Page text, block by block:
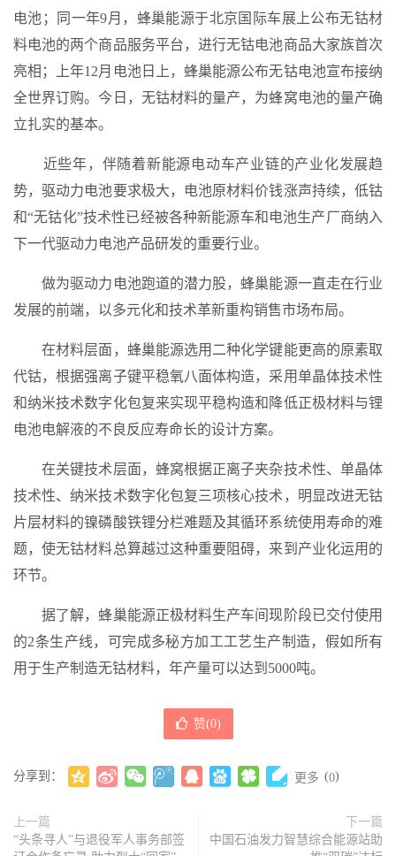
电池；同一年9月，蜂巢能源于北京国际车展上公布无钴材
料电池的两个商品服务平台，进行无钴电池商品大家族首次
亮相；上年12月电池日上，蜂巢能源公布无钴电池宣布接纳
全世界订购。今日，无钴材料的量产，为蜂窝电池的量产确
立扎实的基本。
近些年，伴随着新能源电动车产业链的产业化发展趋
势，驱动力电池要求极大，电池原材料价钱涨声持续，低钴
和“无钴化”技术性已经被各种新能源车和电池生产厂商纳入
下一代驱动力电池产品研发的重要行业。
做为驱动力电池跑道的潜力股，蜂巢能源一直走在行业
发展的前端，以多元化和技术革新重构销售市场布局。
在材料层面，蜂巢能源选用二种化学键能更高的原素取
代钴，根据强离子键平稳氧八面体构造，采用单晶体技术性
和纳米技术数字化包复来实现平稳构造和降低正极材料与锂
电池电解液的不良反应寿命长的设计方案。
在关键技术层面，蜂窝根据正离子夹杂技术性、单晶体
技术性、纳米技术数字化包复三项核心技术，明显改进无钴
片层材料的镍磷酸铁锂分栏难题及其循环系统使用寿命的难
题，使无钴材料总算越过这种重要阻碍，来到产业化运用的
环节。
据了解，蜂巢能源正极材料生产车间现阶段已交付使用
的2条生产线，可完成多秘方加工工艺生产制造，假如所有
用于生产制造无钴材料，年产量可以达到5000吨。
赞(0)
分享到： 更多 (0)
上一篇
“头条寻人”与退役军人事务部签
下一篇
中国石油发力智慧综合能源站助